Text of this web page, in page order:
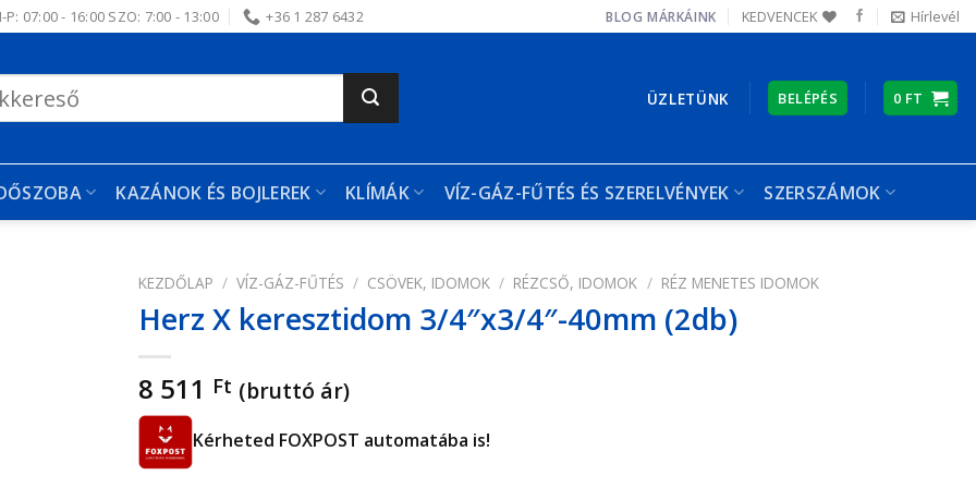
P: 07:00 - 16:00 SZO: 7:00 - 13:00 +36 1 287 6432 BLOG MÁRKÁINK KEDVENCEK Hírlevél
ÜZLETÜNK BELÉPÉS 0 FT
KAZÁNOK ÉS BOJLEREK KLÍMÁK VÍZ-GÁZ-FŰTÉS ÉS SZERELVÉNYEK SZERSZÁMOK
KEZDŐLAP / VÍZ-GÁZ-FŰTÉS / CSÖVEK, IDOMOK / RÉZCSŐ, IDOMOK / RÉZ MENETES IDOMOK
Herz X keresztidom 3/4″x3/4″-40mm (2db)
8 511 Ft (bruttó ár)
Kérheted FOXPOST automatába is!